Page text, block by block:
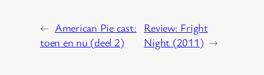
← American Pie cast:
toen en nu (deel 2)
Review: Fright
Night (2011) →